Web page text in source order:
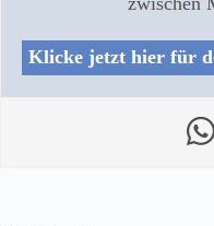
Klicke jetzt hier für